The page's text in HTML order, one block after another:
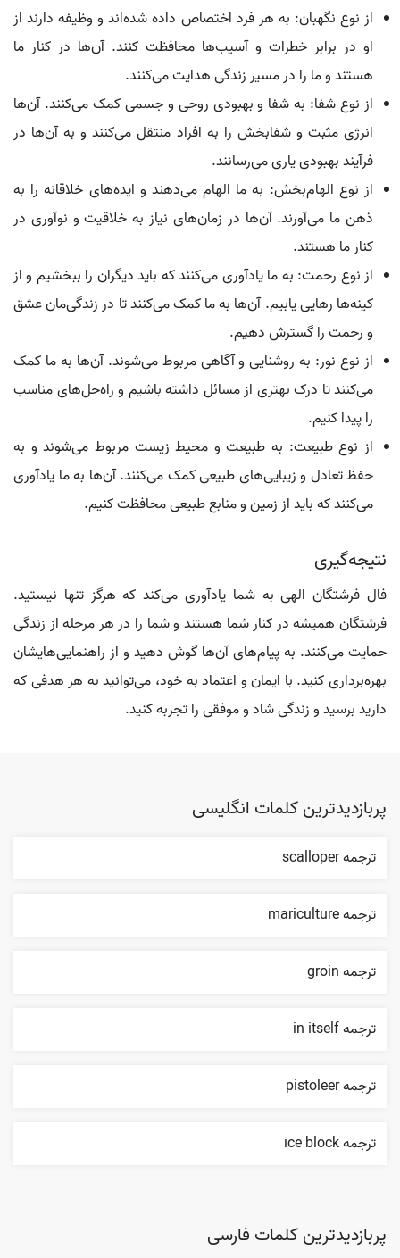
از نوع نگهبان: به هر فرد اختصاص داده شده‌اند و وظیفه دارند از
او در برابر خطرات و آسیب‌ها محافظت کنند. آن‌ها در کنار ما
هستند و ما را در مسیر زندگی هدایت می‌کنند.
از نوع شفا: به شفا و بهبودی روحی و جسمی کمک می‌کنند. آن‌ها
انرژی مثبت و شفابخش را به افراد منتقل می‌کنند و به آن‌ها در
فرآیند بهبودی یاری می‌رسانند.
از نوع الهام‌بخش: به ما الهام می‌دهند و ایده‌های خلاقانه را به
ذهن ما می‌آورند. آن‌ها در زمان‌های نیاز به خلاقیت و نوآوری در
کنار ما هستند.
از نوع رحمت: به ما یادآوری می‌کنند که باید دیگران را ببخشیم و از
کینه‌ها رهایی یابیم. آن‌ها به ما کمک می‌کنند تا در زندگی‌مان عشق
و رحمت را گسترش دهیم.
از نوع نور: به روشنایی و آگاهی مربوط می‌شوند. آن‌ها به ما کمک
می‌کنند تا درک بهتری از مسائل داشته باشیم و راه‌حل‌های مناسب
را پیدا کنیم.
از نوع طبیعت: به طبیعت و محیط زیست مربوط می‌شوند و به
حفظ تعادل و زیبایی‌های طبیعی کمک می‌کنند. آن‌ها به ما یادآوری
می‌کنند که باید از زمین و منابع طبیعی محافظت کنیم.
نتیجه‌گیری
فال فرشتگان الهی به شما یادآوری می‌کند که هرگز تنها نیستید.
فرشتگان همیشه در کنار شما هستند و شما را در هر مرحله از زندگی
حمایت می‌کنند. به پیام‌های آن‌ها گوش دهید و از راهنمایی‌هایشان
بهره‌برداری کنید. با ایمان و اعتماد به خود، می‌توانید به هر هدفی که
دارید برسید و زندگی شاد و موفقی را تجربه کنید.
پربازدیدترین کلمات انگلیسی
ترجمه scalloper
ترجمه mariculture
ترجمه groin
ترجمه in itself
ترجمه pistoleer
ترجمه ice block
پربازدیدترین کلمات فارسی